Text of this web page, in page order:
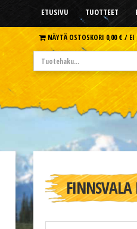
ETUSIVU TUOTTEET
NÄYTÄ OSTOSKORI 0,00 € /EI
FINNSVALA